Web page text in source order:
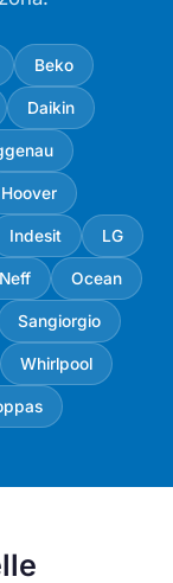
Beko
Daikin
Hoover
Indesit LG
Neff Ocean
Sangiorgio
Whirlpool